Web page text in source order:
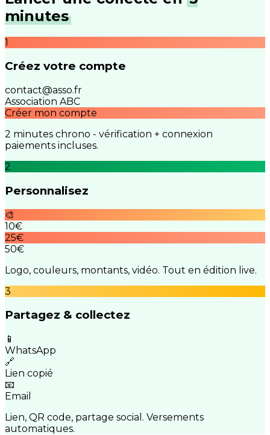
minutes
1
Créez votre compte
contact@asso.fr
Association ABC
Créer mon compte
2 minutes chrono - vérification + connexion
paiements incluses.
2
Personnalisez
🎨
10€
25€
50€
Logo, couleurs, montants, vidéo. Tout en édition live.
3
Partagez & collectez
📱
WhatsApp
🔗
Lien copié
📧
Email
Lien, QR code, partage social. Versements
automatiques.